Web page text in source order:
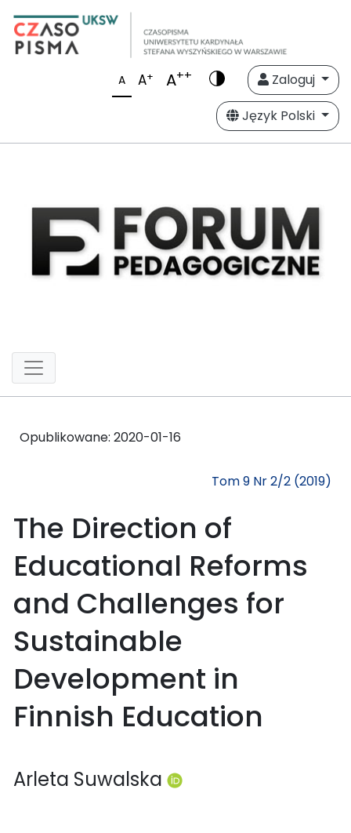
A A+ A++
Zaloguj
Język Polski
Opublikowane: 2020-01-16
Tom 9 Nr 2/2 (2019)
The Direction of
Educational Reforms
and Challenges for
Sustainable
Development in
Finnish Education
Arleta Suwalska